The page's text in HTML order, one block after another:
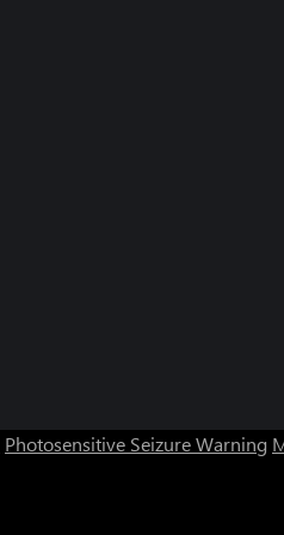
Photosensitive Seizure Warning